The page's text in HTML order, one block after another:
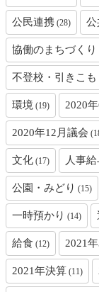
公民連携 (28) 公
協働のまちづくり
不登校・引きこも
環境 (19) 2020
2020年12月議会
文化 (17) 人事
公園・みどり (15)
一時預かり (14)
給食 (12) 2021
2021年決算 (11)